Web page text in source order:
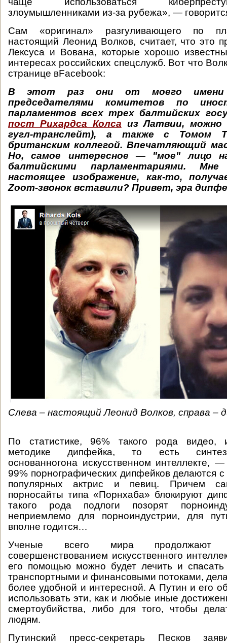
злоумышленниками из-за рубежа», —
Сам «оригинал» разгуливающего по
настоящий Леонид Волков, считает, что это
Лексуса и Вована, которые хорошо
интересах российских спецслужб. Вот что
странице вFacebook:
В этот раз они от моего имени
председателями комитетов по
парламентов всех трех балтийских
пост Рихардса Колса из Латвии, можно
гугл-транслейт), а также с Томом
британским коллегой. Впечатляющий
Но, самое интересное — "мое" лицо
балтийскими парламентариями.
настоящее изображение, как-то,
Zoom-звонок вставили? Привет, эра
Слева – настоящий Леонид Волков, справа –
По статистике, 96% такого рода видео,
методике дипфейка, то есть
основанногона искусственном интеллекте,
99% порнографических дипфейков делаются
популярных актрис и певиц. Причем
порносайты типа «Порнхаба» блокируют
такого рода подлоги позорят
неприемлемо для порноиндустрии, для
вполне годится…
Ученые всего мира продолжают
совершенствованием искусственного
его помощью можно будет лечить и спасать
транспортными и финансовыми потоками,
более удобной и интересной. А Путин и его
использовать эти, как и любые иные
смертоубийства, либо для того, чтобы
людям.
Путинский пресс-секретарь Песков